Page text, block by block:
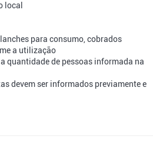
local
para consumo, cobrados
a utilização
quantidade de pessoas informada na
devem ser informados previamente e